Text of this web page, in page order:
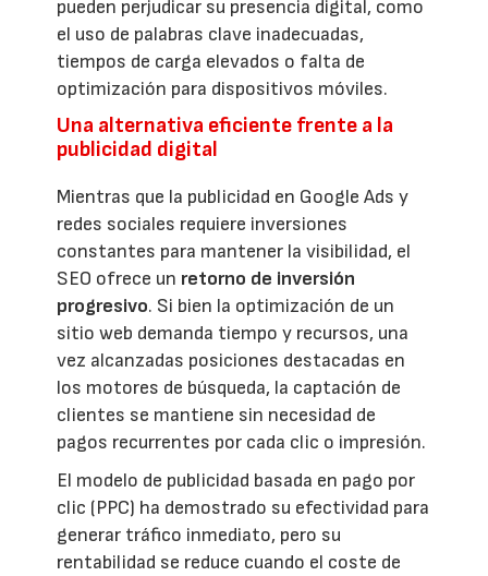
pueden perjudicar su presencia digital, como
el uso de palabras clave inadecuadas,
tiempos de carga elevados o falta de
optimización para dispositivos móviles.
Una alternativa eficiente frente a la
publicidad digital
Mientras que la publicidad en Google Ads y
redes sociales requiere inversiones
constantes para mantener la visibilidad, el
SEO ofrece un retorno de inversión
progresivo. Si bien la optimización de un
sitio web demanda tiempo y recursos, una
vez alcanzadas posiciones destacadas en
los motores de búsqueda, la captación de
clientes se mantiene sin necesidad de
pagos recurrentes por cada clic o impresión.
El modelo de publicidad basada en pago por
clic (PPC) ha demostrado su efectividad para
generar tráfico inmediato, pero su
rentabilidad se reduce cuando el coste de